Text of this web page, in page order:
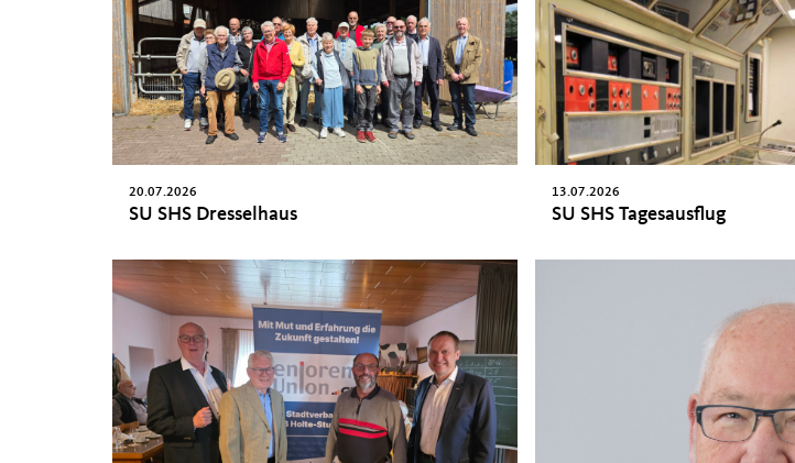
20.07.2026
SU SHS Dresselhaus
13.07.2026
SU SHS Tagesausflug